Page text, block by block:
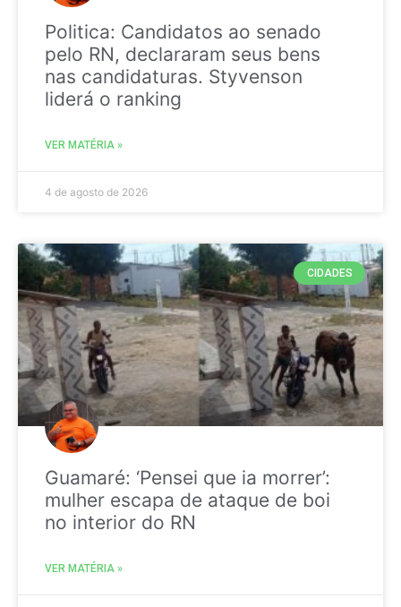
Politica: Candidatos ao senado
pelo RN, declararam seus bens
nas candidaturas. Styvenson
liderá o ranking
VER MATÉRIA »
4 de agosto de 2026
CIDADES
Guamaré: ‘Pensei que ia morrer’:
mulher escapa de ataque de boi
no interior do RN
VER MATÉRIA »